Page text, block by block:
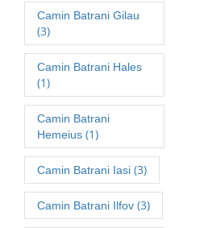
Camin Batrani Gilau
(3)
Camin Batrani Hales
(1)
Camin Batrani
Hemeius (1)
Camin Batrani Iasi (3)
Camin Batrani Ilfov (3)